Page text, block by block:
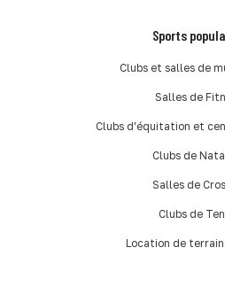
Sports
Clubs et salles de
Salles de
Clubs d'équitation et
Clubs de
Salles de
Clubs de
Location de